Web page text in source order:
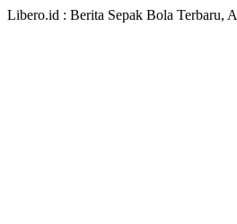
Libero.id : Berita Sepak Bola Terbaru,